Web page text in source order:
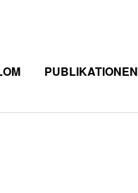
PUBLIKATIONEN